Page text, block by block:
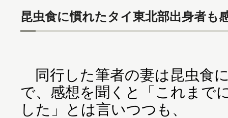
昆虫食に慣れたタイ東北部出身者も
同行した筆者の妻は昆虫食
で、感想を聞くと「これまで
した」とは言いつつも、